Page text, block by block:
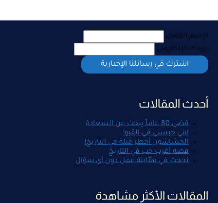
الإسم الكامل
بريدك الإلكتروني
أحدث المقالات
قضى 80 عاماً يبحث عن السعادة
إبني حبسني في القبو!
الحشاشون أخطر قتلة في التاريخ!
قصة أغرب حب في التاريخ
نجحت في مقابلة عمل دون أي سؤال
المقالات الأكثر مشاهدة